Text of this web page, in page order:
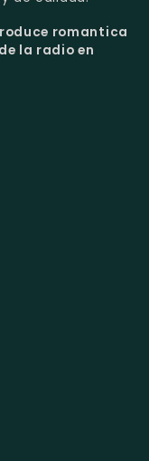
romantica
la radio en